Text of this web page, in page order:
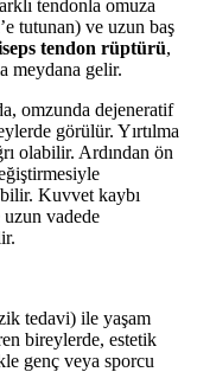
tendonla omuza
tutunan) ve uzun baş
tendon rüptürü,
meydana gelir.
omzunda dejeneratif
görülür. Yırtılma
olabilir. Ardından ön
Kuvvet kaybı
vadede
tedavi) ile yaşam
bireylerde, estetik
genç veya sporcu